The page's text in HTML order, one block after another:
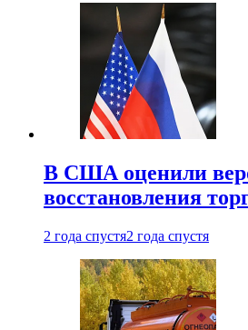
В США оценили
восстановления
2 года спустя2 года спустя